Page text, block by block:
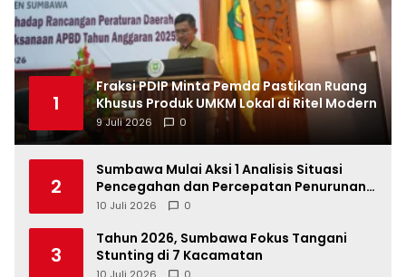
1
Fraksi PDIP Minta Pemda Pastikan Ruang
Khusus Produk UMKM Lokal di Ritel Modern
9 Juli 2026 0
2
Sumbawa Mulai Aksi 1 Analisis Situasi
Pencegahan dan Percepatan Penurunan
Stunting Tahun 2026
10 Juli 2026 0
3
Tahun 2026, Sumbawa Fokus Tangani
Stunting di 7 Kacamatan
10 Juli 2026 0